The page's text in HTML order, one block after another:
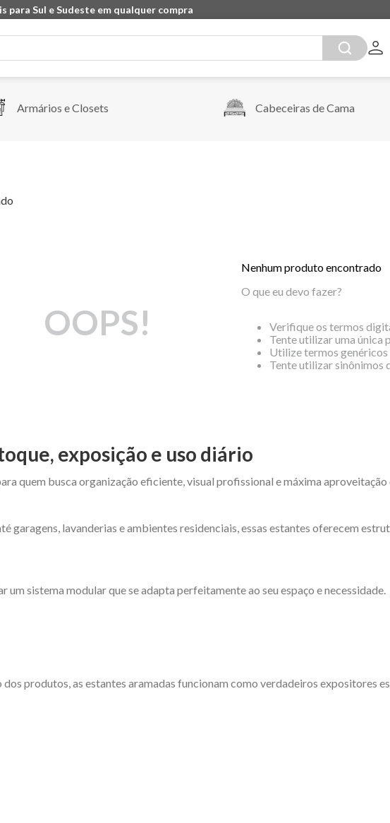
para Sul e Sudeste em qualquer compra
Armários e Closets Cabeceiras de Cama
OOPS!
Nenhum produto encontrado
O que eu devo fazer?
Verifique os termos
Tente utilizar uma única
Utilize termos genéricos
Tente utilizar sinônimos
exposição e uso diário
quem busca organização eficiente, visual profissional e máxima aproveitação
garagens, lavanderias e ambientes residenciais, essas estantes oferecem
sistema modular que se adapta perfeitamente ao seu espaço e necessidade.
produtos, as estantes aramadas funcionam como verdadeiros expositores